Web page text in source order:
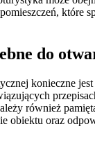
które
do
konieczne
również
obiektu oraz